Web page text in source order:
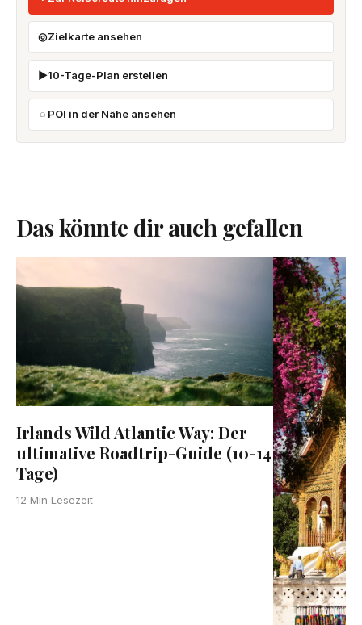
Zielkarte ansehen
10-Tage-Plan erstellen
POI in der Nähe ansehen
Das könnte dir auch gefallen
Irlands Wild Atlantic Way: Der
ultimative Roadtrip-Guide (10-14
Tage)
12 Min Lesezeit